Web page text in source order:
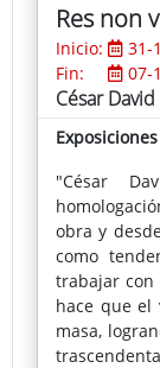
Res non
Inicio:
31-
Fin:
07-
César David
"César
obra y
como
trabajar
hace que el
masa,